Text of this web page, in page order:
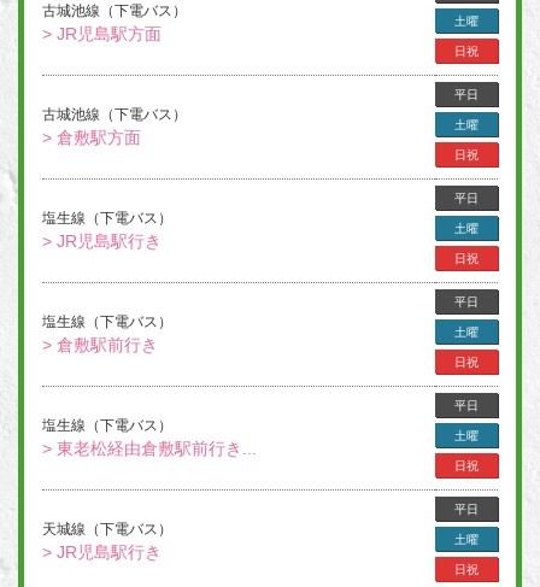
古城池線（下電バス）
> JR児島駅方面
土曜
日祝
古城池線（下電バス）
> 倉敷駅方面
平日
土曜
日祝
塩生線（下電バス）
> JR児島駅行き
平日
土曜
日祝
塩生線（下電バス）
> 倉敷駅前行き
平日
土曜
日祝
塩生線（下電バス）
> 東老松経由倉敷駅前行き...
平日
土曜
日祝
天城線（下電バス）
> JR児島駅行き
平日
土曜
日祝